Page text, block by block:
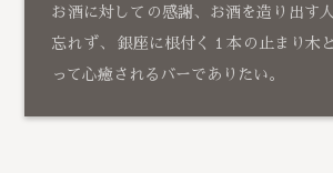
お酒に対しての感謝、お酒を造り出す
忘れず、 銀座に根付く１本の止まり木
って心癒されるバーでありたい。